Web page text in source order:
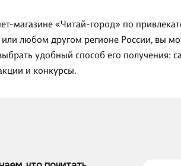
магазине «Читай-город» по
любом другом регионе России, вы
удобный способ его получения:
и конкурсы.